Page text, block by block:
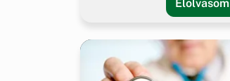
Elolvasom